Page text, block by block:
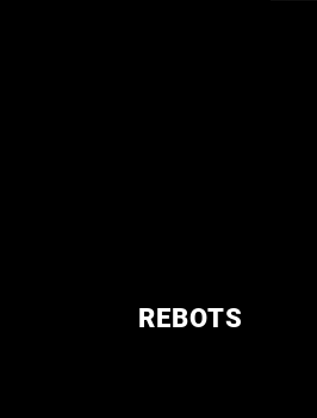
REBOTS